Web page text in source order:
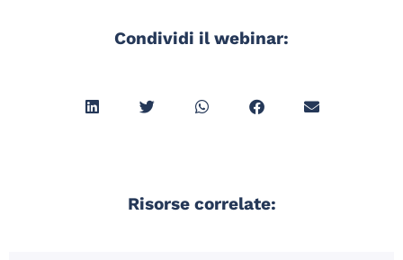
Condividi il webinar:
Risorse correlate: